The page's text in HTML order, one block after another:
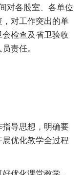
各股室、各单位
对工作突出的单
检查及省卫验收
责任。
导思想，明确要
优化教学全过程